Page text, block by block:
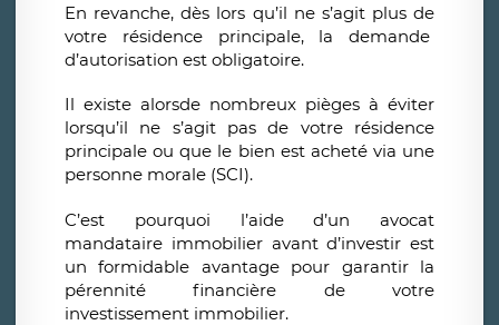
En revanche, dès lors qu’il ne s’agit plus de
votre résidence principale, la demande
d’autorisation est obligatoire.
Il existe alorsde nombreux pièges à éviter
lorsqu’il ne s’agit pas de votre résidence
principale ou que le bien est acheté via une
personne morale (SCI).
C’est pourquoi l’aide d’un avocat
mandataire immobilier avant d’investir est
un formidable avantage pour garantir la
pérennité financière de votre
investissement immobilier.